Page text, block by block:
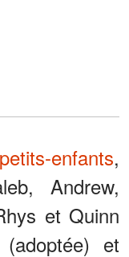
enfants,
Andrew,
et Quinn
et